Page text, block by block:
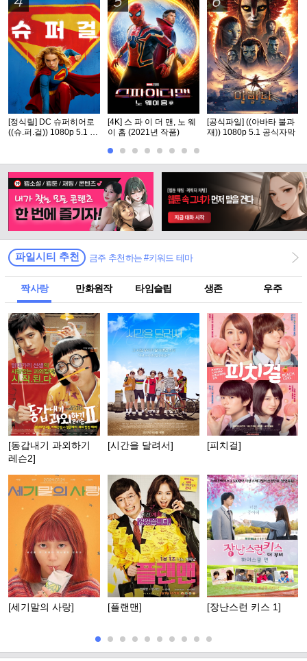
[정식릴] DC 슈퍼히어로
((슈.퍼.걸)) 1080p 5.1 공
[4K] 스 파 이 더 맨, 노 웨
이 홈 (2021년 작품)
[공식파일] ((아바타 불과
재)) 1080p 5.1 공식자막
파일시티 추천 금주 추천하는 #키워드 테마
짝사랑 만화원작 타임슬립 생존 우주
[동갑내기 과외하기
레슨2]
[시간을 달려서] [피치걸]
[세기말의 사랑] [플랜맨] [장난스런 키스 1]